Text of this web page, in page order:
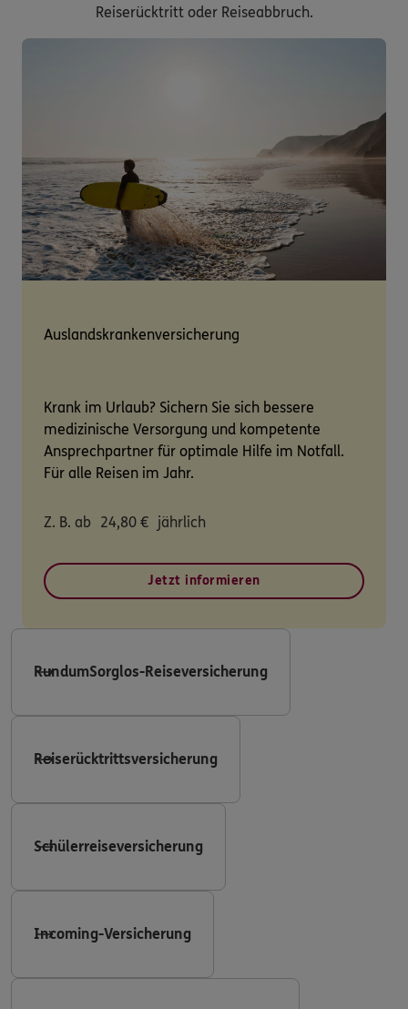
Reiserücktritt oder Reiseabbruch.
Auslandskrankenversicherung
Krank im Urlaub? Sichern Sie sich bessere
medizinische Versorgung und kompetente
Ansprechpartner für optimale Hilfe im Notfall.
Für alle Reisen im Jahr.
Z. B. ab 24,80 € jährlich
Jetzt informieren
RundumSorglos-Reiseversicherung
Reiserücktrittsversicherung
Schülerreiseversicherung
Incoming-Versicherung